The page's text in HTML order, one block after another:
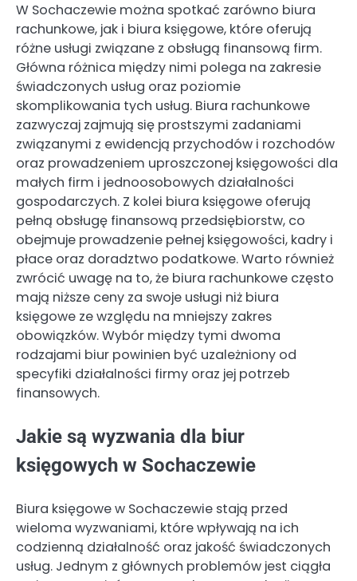
W Sochaczewie można spotkać zarówno biura
rachunkowe, jak i biura księgowe, które oferują
różne usługi związane z obsługą finansową firm.
Główna różnica między nimi polega na zakresie
świadczonych usług oraz poziomie
skomplikowania tych usług. Biura rachunkowe
zazwyczaj zajmują się prostszymi zadaniami
związanymi z ewidencją przychodów i rozchodów
oraz prowadzeniem uproszczonej księgowości dla
małych firm i jednoosobowych działalności
gospodarczych. Z kolei biura księgowe oferują
pełną obsługę finansową przedsiębiorstw, co
obejmuje prowadzenie pełnej księgowości, kadry i
płace oraz doradztwo podatkowe. Warto również
zwrócić uwagę na to, że biura rachunkowe często
mają niższe ceny za swoje usługi niż biura
księgowe ze względu na mniejszy zakres
obowiązków. Wybór między tymi dwoma
rodzajami biur powinien być uzależniony od
specyfiki działalności firmy oraz jej potrzeb
finansowych.
Jakie są wyzwania dla biur
księgowych w Sochaczewie
Biura księgowe w Sochaczewie stają przed
wieloma wyzwaniami, które wpływają na ich
codzienną działalność oraz jakość świadczonych
usług. Jednym z głównych problemów jest ciągła